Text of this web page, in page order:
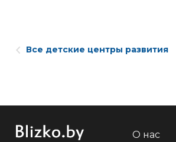
Все детские центры развития
О нас